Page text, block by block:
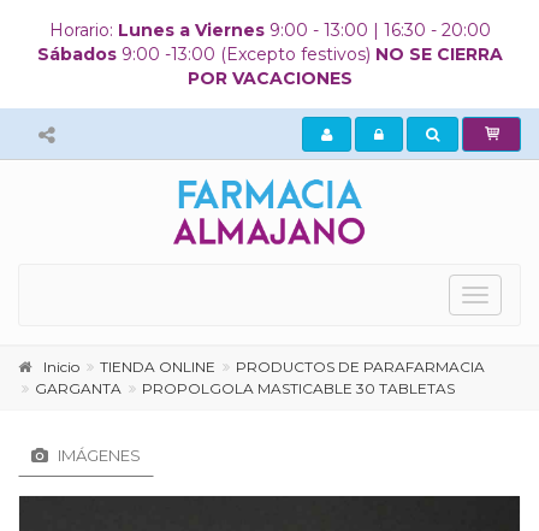
Horario: Lunes a Viernes9:00 - 13:00 | 16:30 - 20:00
Sábados9:00 -13:00 (Excepto festivos) NO SE CIERRA
POR VACACIONES
Mostrar
menú
Inicio TIENDA ONLINE
PRODUCTOS DE PARAFARMACIA
GARGANTA
PROPOLGOLA MASTICABLE 30 TABLETAS
IMÁGENES